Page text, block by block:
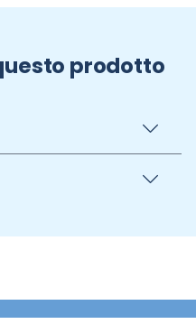
prodotto